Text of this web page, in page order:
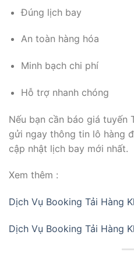
Đúng lịch bay
An toàn hàng hóa
Minh bạch chi phí
Hỗ trợ nhanh chóng
Nếu bạn cần báo giá tuyến
gửi ngay thông tin lô hàng
cập nhật lịch bay mới nhất.
Xem thêm :
Dịch Vụ Booking Tải Hàng
Dịch Vụ Booking Tải Hàng